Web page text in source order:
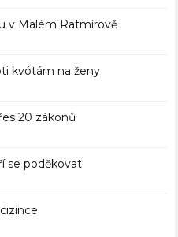
v Malém Ratmírově
kvótám na ženy
20 zákonů
se poděkovat